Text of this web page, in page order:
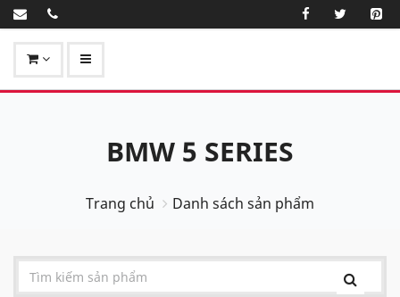
BMW 5 SERIES
Trang chủ Danh sách sản phẩm